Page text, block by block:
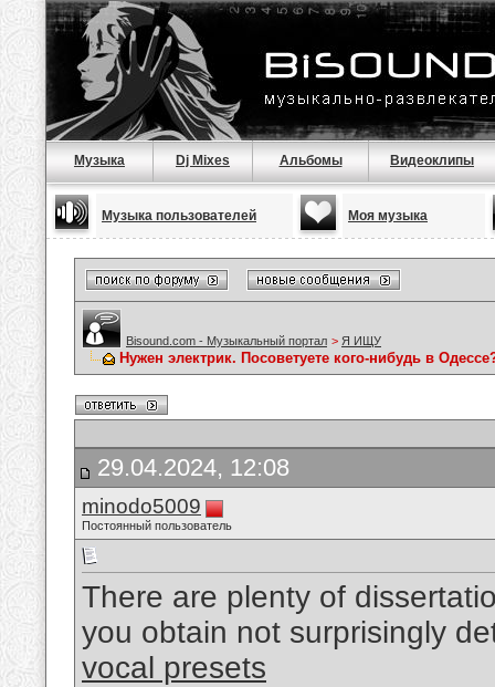
Музыка Dj Mixes Альбомы Видеоклипы
Музыка пользователей Моя музыка
Bisound.com - Музыкальный портал > Я ИЩУ
Нужен электрик. Посоветуете кого-нибудь в
29.04.2024, 12:08
minodo5009
Постоянный пользователь
There are plenty of
you obtain not surprisingly
vocal presets